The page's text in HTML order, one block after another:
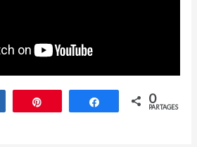
Partagez Partagez 0
PARTAGES